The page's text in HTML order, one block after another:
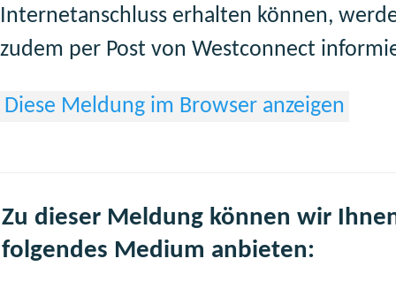
Internetanschluss erhalten können,
zudem per Post von Westconnect
Diese Meldung im Browser anzeigen
Zu dieser Meldung können wir
folgendes Medium anbieten: